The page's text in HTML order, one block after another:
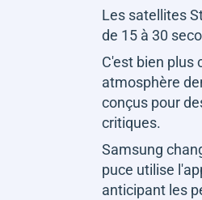
Les satellites
de 15 à 30
C'est bien plus
atmosphère
conçus pour
critiques.
Samsung
puce utilise
anticipant les